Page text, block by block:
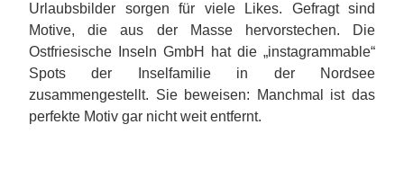
Urlaubsbilder sorgen für viele Likes. Gefragt sind
Motive, die aus der Masse hervorstechen. Die
Ostfriesische Inseln GmbH hat die „instagrammable“
Spots der Inselfamilie in der Nordsee
zusammengestellt. Sie beweisen: Manchmal ist das
perfekte Motiv gar nicht weit entfernt.